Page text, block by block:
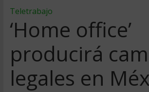
Teletrabajo
‘Home office’
producirá
legales en